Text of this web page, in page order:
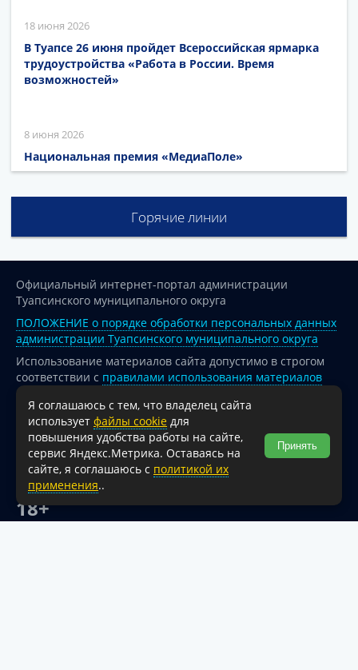
18 июня 2026
В Туапсе 26 июня пройдет Всероссийская ярмарка
трудоустройства «Работа в России. Время
возможностей»
8 июня 2026
Национальная премия «МедиаПоле»
Горячие линии
Официальный интернет-портал администрации
Туапсинского муниципального округа
ПОЛОЖЕНИЕ о порядке обработки персональных данных
администрации Туапсинского муниципального округа
Использование материалов сайта допустимо в строгом
соответствии с правилами использования материалов
опубликованных на сайте
При перепечатке и использовании информации ссылка
на источник обязательна.
Для сайтов и страниц сети Интернет обязательна
активная гиперссылка на официальный интернет-портал
администрации Туапсинского муниципального округа.
18+
Я соглашаюсь с тем, что владелец сайта
использует файлы cookie для
повышения удобства работы на сайте,
сервис Яндекс.Метрика. Оставаясь на
сайте, я соглашаюсь с политикой их
применения..
Принять